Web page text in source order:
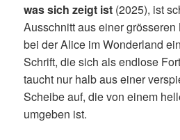
was sich zeigt ist (2025), ist
Ausschnitt aus einer
bei der Alice im Wonderland
Schrift, die sich als endlose
taucht nur halb aus einer
Scheibe auf, die von einem
umgeben ist.